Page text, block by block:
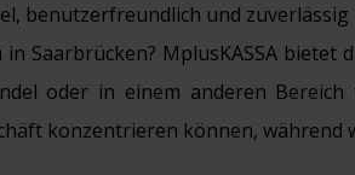
benutzerfreundlich und zuverlässig
in Saarbrücken? MplusKASSA
oder in einem anderen
konzentrieren können, während